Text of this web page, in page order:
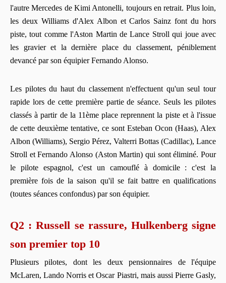
l'autre Mercedes de Kimi Antonelli, toujours en retrait. Plus loin,
les deux Williams d'Alex Albon et Carlos Sainz font du hors
piste, tout comme l'Aston Martin de Lance Stroll qui joue avec
les gravier et la dernière place du classement, péniblement
devancé par son équipier Fernando Alonso.
Les pilotes du haut du classement n'effectuent qu'un seul tour
rapide lors de cette première partie de séance. Seuls les pilotes
classés à partir de la 11ème place reprennent la piste et à l'issue
de cette deuxième tentative, ce sont Esteban Ocon (Haas), Alex
Albon (Williams), Sergio Pérez, Valterri Bottas (Cadillac), Lance
Stroll et Fernando Alonso (Aston Martin) qui sont éliminé. Pour
le pilote espagnol, c'est un camouflé à domicile : c'est la
première fois de la saison qu'il se fait battre en qualifications
(toutes séances confondus) par son équipier.
Q2 : Russell se rassure, Hulkenberg signe
son premier top 10
Plusieurs pilotes, dont les deux pensionnaires de l'équipe
McLaren, Lando Norris et Oscar Piastri, mais aussi Pierre Gasly,